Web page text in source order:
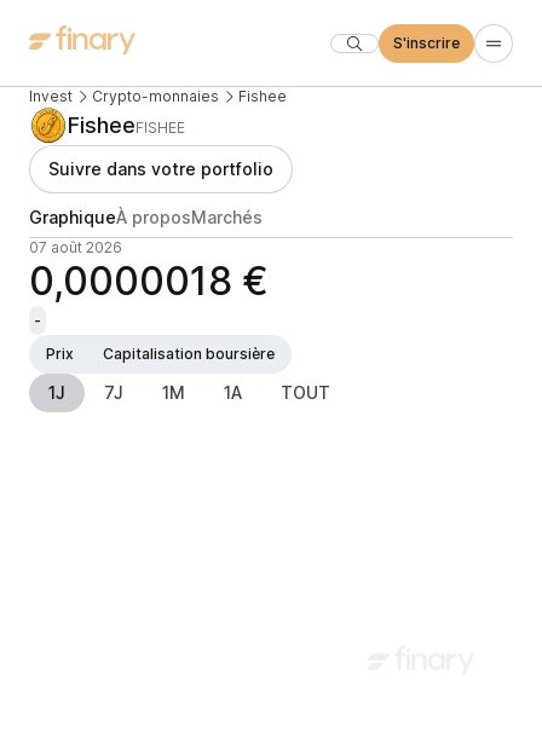
S'inscrire
Invest Crypto-monnaies Fishee
FisheeFISHEE
Suivre dans votre portfolio
GraphiqueÀ proposMarchés
07 août 2026
0,0000018 €
-
Prix
Capitalisation boursière
1J 7J 1M 1A TOUT